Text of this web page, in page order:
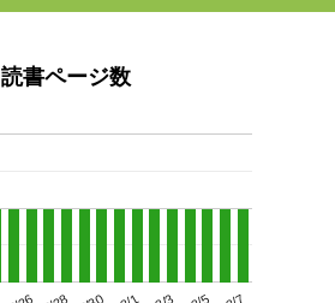
読書ページ数